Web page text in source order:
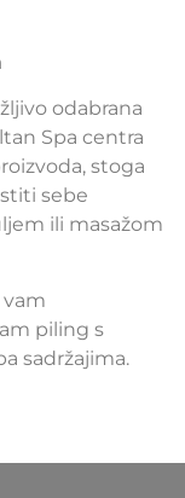
odabrana
Spa centra
stoga
sebe
ili masažom
piling s
sadržajima.